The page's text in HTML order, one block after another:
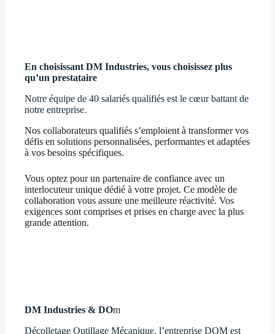
En choisissant DM Industries, vous choisissez plus
qu’un prestataire
Notre équipe de 40 salariés qualifiés est le cœur battant de
notre entreprise.
Nos collaborateurs qualifiés s’emploient à transformer vos
défis en solutions personnalisées, performantes et adaptées
à vos besoins spécifiques.
Vous optez pour un partenaire de confiance avec un
interlocuteur unique dédié à votre projet. Ce modèle de
collaboration vous assure une meilleure réactivité. Vos
exigences sont comprises et prises en charge avec la plus
grande attention.
DM Industries & DOm
Décolletage Outillage Mécanique, l’entreprise DOM est